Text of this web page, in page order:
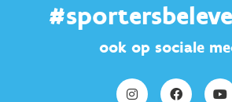
ook op sociale